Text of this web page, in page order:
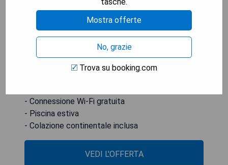
Ognuna è dotata di bagno privato con set di
cortesia gratuito. Alcune offrono un balcone con
vista sul lago di Garda. Bardolino si trova a 5 km
dal Colle San Giorgio, mentre il Monte Baldo dista
solo 10 minuti d'auto.
- Connessione Wi-Fi gratuita
- Piscina estiva
- Colazione continentale inclusa
VEDI L'OFFERTA
Mostra offerte
No, grazie
Trova su booking.com